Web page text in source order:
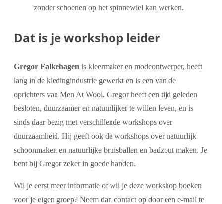
zonder schoenen op het spinnewiel kan werken.
Dat is je workshop leider
Gregor Falkehagen is kleermaker en modeontwerper, heeft
lang in de kledingindustrie gewerkt en is een van de
oprichters van Men At Wool. Gregor heeft een tijd geleden
besloten, duurzaamer en natuurlijker te willen leven, en is
sinds daar bezig met verschillende workshops over
duurzaamheid. Hij geeft ook de workshops over natuurlijk
schoonmaken en natuurlijke bruisballen en badzout maken. Je
bent bij Gregor zeker in goede handen.
Wil je eerst meer informatie of wil je deze workshop boeken
voor je eigen groep? Neem dan contact op door een e-mail te